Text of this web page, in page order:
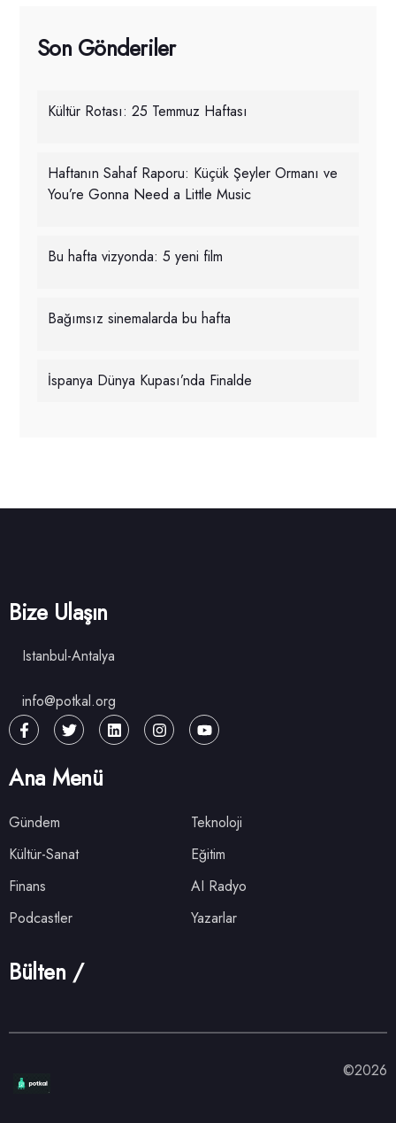
Son Gönderiler
Kültür Rotası: 25 Temmuz Haftası
Haftanın Sahaf Raporu: Küçük Şeyler Ormanı ve
You’re Gonna Need a Little Music
Bu hafta vizyonda: 5 yeni film
Bağımsız sinemalarda bu hafta
İspanya Dünya Kupası’nda Finalde
Bize Ulaşın
Istanbul-Antalya
info@potkal.org
Ana Menü
Gündem
Teknoloji
Kültür-Sanat
Eğitim
Finans
AI Radyo
Podcastler
Yazarlar
Bülten /
©2026